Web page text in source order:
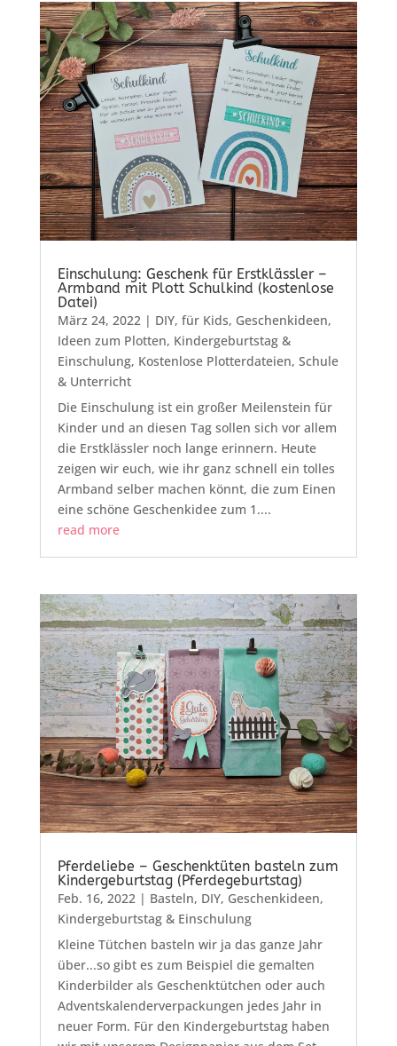
Einschulung: Geschenk für Erstklässler –
Armband mit Plott Schulkind (kostenlose
Datei)
März 24, 2022 | DIY, für Kids, Geschenkideen,
Ideen zum Plotten, Kindergeburtstag &
Einschulung, Kostenlose Plotterdateien, Schule
& Unterricht
Die Einschulung ist ein großer Meilenstein für
Kinder und an diesen Tag sollen sich vor allem
die Erstklässler noch lange erinnern. Heute
zeigen wir euch, wie ihr ganz schnell ein tolles
Armband selber machen könnt, die zum Einen
eine schöne Geschenkidee zum 1....
read more
Pferdeliebe – Geschenktüten basteln zum
Kindergeburtstag (Pferdegeburtstag)
Feb. 16, 2022 | Basteln, DIY, Geschenkideen,
Kindergeburtstag & Einschulung
Kleine Tütchen basteln wir ja das ganze Jahr
über...so gibt es zum Beispiel die gemalten
Kinderbilder als Geschenktütchen oder auch
Adventskalenderverpackungen jedes Jahr in
neuer Form. Für den Kindergeburtstag haben